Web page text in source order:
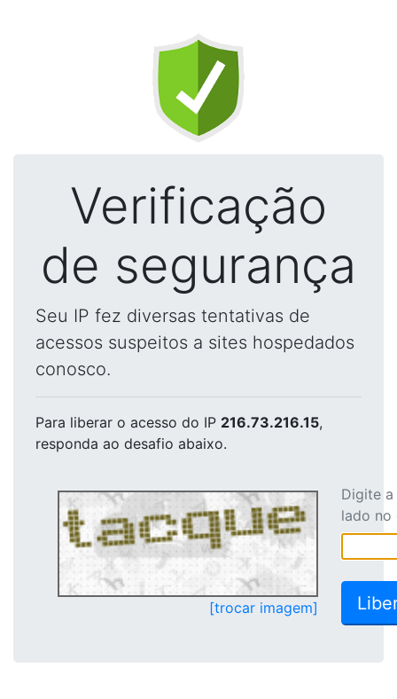
Verificação
de segurança
Seu IP fez diversas tentativas de
acessos suspeitos a sites hospedados
conosco.
Para liberar o acesso do IP 216.73.216.15,
responda ao desafio abaixo.
[trocar imagem]
Digite
lado no